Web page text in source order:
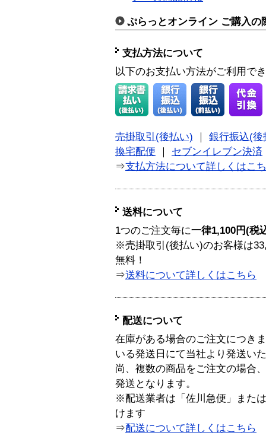
ぷらっとオンライン ご購入の
支払方法について
以下のお支払い方法がご利用で
売掛取引(後払い)
銀行振込(後
換宅配便
セブンイレブン決済
⇒支払方法について詳しくはこ
送料について
1つのご注文毎に一律1,100円(税
※売掛取引(後払い)のお客様は
無料！
⇒送料について詳しくはこちら
配送について
在庫がある場合のご注文につき
いる発送日にて当社より発送い
尚、複数の商品をご注文の場合
発送となります。
※配送業者は「佐川急便」また
けます
⇒配送について詳しくはこちら